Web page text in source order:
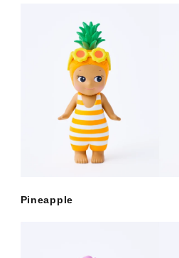
Pineapple